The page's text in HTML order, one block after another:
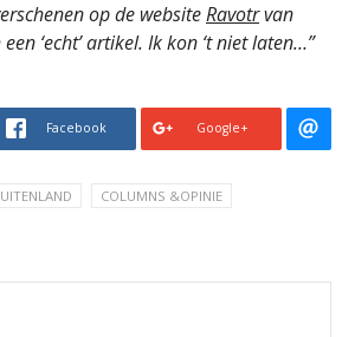
op de websiteRavotrvan
‘echt’ artikel. Ik kon ‘t niet laten…”
Facebook Google+
COLUMNS &OPINIE